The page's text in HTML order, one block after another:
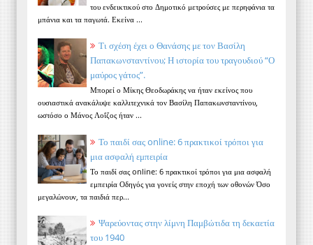
του ενδεικτικού στο Δημοτικό μετρούσες με περηφάνια τα
μπάνια και τα παγωτά. Εκείνα ...
Τι σχέση έχει ο Θανάσης με τον Βασίλη
Παπακωνσταντίνου; Η ιστορία του τραγουδιού “Ο
μαύρος γάτος”.
Μπορεί ο Μίκης Θεοδωράκης να ήταν εκείνος που
ουσιαστικά ανακάλυψε καλλιτεχνικά τον Βασίλη Παπακωνσταντίνου,
ωστόσο ο Μάνος Λοΐζος ήταν ...
Το παιδί σας online: 6 πρακτικοί τρόποι για
μια ασφαλή εμπειρία
Το παιδί σας online: 6 πρακτικοί τρόποι για μια ασφαλή
εμπειρία Οδηγός για γονείς στην εποχή των οθονών Όσο
μεγαλώνουν, τα παιδιά περ...
Ψαρεύοντας στην λίμνη Παμβώτιδα τη δεκαετία
του 1940